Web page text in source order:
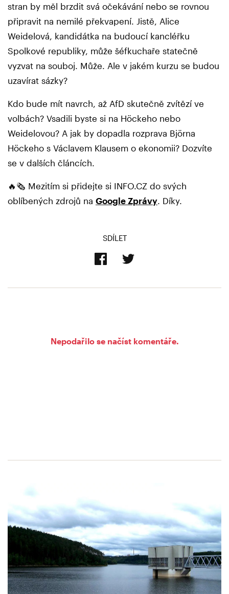
stran by měl brzdit svá očekávání nebo se rovnou
připravit na nemilé překvapení. Jistě, Alice
Weidelová, kandidátka na budoucí kancléřku
Spolkové republiky, může šéfkuchaře statečně
vyzvat na souboj. Může. Ale v jakém kurzu se budou
uzavírat sázky?
Kdo bude mít navrch, až AfD skutečně zvítězí ve
volbách? Vsadili byste si na Höckeho nebo
Weidelovou? A jak by dopadla rozprava Björna
Höckeho s Václavem Klausem o ekonomii? Dozvíte
se v dalších článcích.
🔥🗞️ Mezitím si přidejte si INFO.CZ do svých
oblíbených zdrojů na Google Zprávy. Díky.
SDÍLET
Nepodařilo se načíst komentáře.